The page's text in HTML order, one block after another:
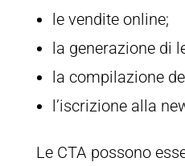
le vendite online;
la generazione di
la compilazione
l’iscrizione alla
Le CTA possono